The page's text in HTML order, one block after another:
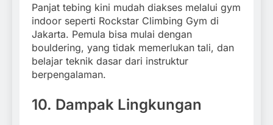
Panjat tebing kini mudah diakses melalui gym
indoor seperti Rockstar Climbing Gym di
Jakarta. Pemula bisa mulai dengan
bouldering, yang tidak memerlukan tali, dan
belajar teknik dasar dari instruktur
berpengalaman.
10. Dampak Lingkungan